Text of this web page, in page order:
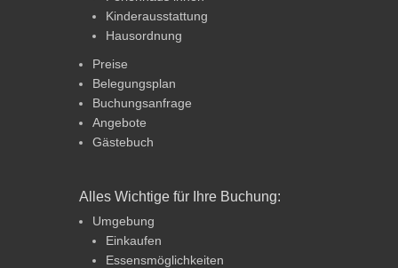
Kinderausstattung
Hausordnung
Preise
Belegungsplan
Buchungsanfrage
Angebote
Gästebuch
Alles Wichtige für Ihre Buchung:
Umgebung
Einkaufen
Essensmöglichkeiten